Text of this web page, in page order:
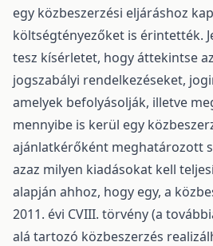
egy közbeszerzési eljáráshoz
költségtényezőket is érintették.
tesz kísérletet, hogy áttekintse
jogszabályi rendelkezéseket,
amelyek befolyásolják, illetve
mennyibe is kerül egy
ajánlatkérőként meghatározott
azaz milyen kiadásokat kell
alapján ahhoz, hogy egy, a
2011. évi CVIII. törvény (a
alá tartozó közbeszerzés